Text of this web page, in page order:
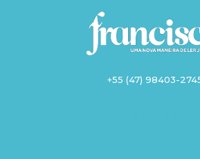
+55 (47) 98403-